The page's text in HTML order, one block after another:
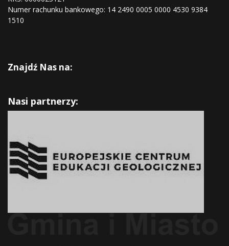
Numer rachunku bankowego: 14 2490 0005 0000 4530 9384
1510
Znajdź Nas na:
Nasi partnerzy: